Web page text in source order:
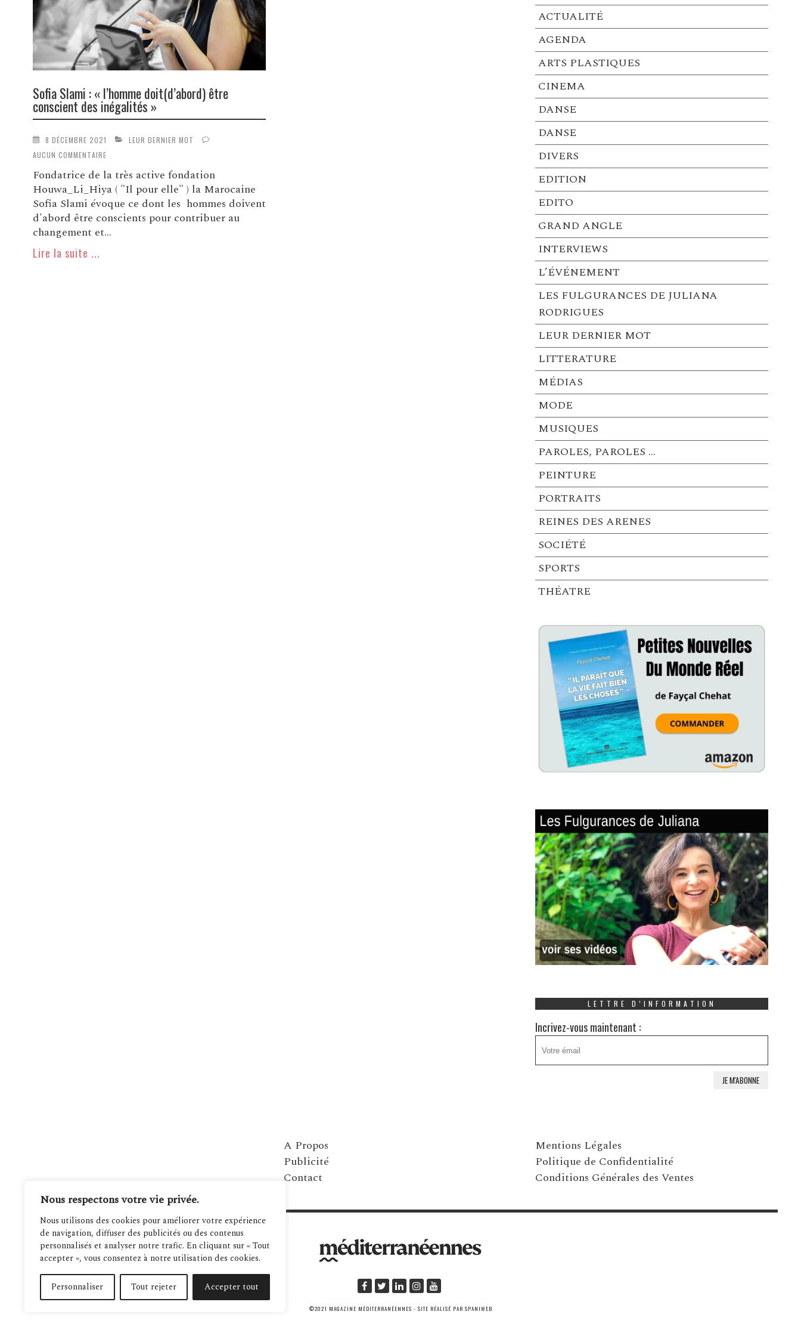
Nous respectons votre vie privée.
Nous utilisons des cookies pour améliorer votre expérience
de navigation, diffuser des publicités ou des contenus
personnalisés et analyser notre trafic. En cliquant sur « Tout
accepter », vous consentez à notre utilisation des cookies.
Personnaliser Tout rejeter Accepter tout
Sofia Slami : « l’homme doit(d’abord) être
conscient des inégalités »
8 DÉCEMBRE 2021
LEUR DERNIER MOT
AUCUN COMMENTAIRE
Fondatrice de la très active fondation
Houwa_Li_Hiya ( "Il pour elle" ) la Marocaine
Sofia Slami évoque ce dont les hommes doivent
d'abord être conscients pour contribuer au
changement et...
Lire la suite ...
ACTUALITÉ
AGENDA
ARTS PLASTIQUES
CINEMA
DANSE
DANSE
DIVERS
EDITION
EDITO
GRAND ANGLE
INTERVIEWS
L’ÉVÉNEMENT
LES FULGURANCES DE JULIANA
RODRIGUES
LEUR DERNIER MOT
LITTERATURE
MÉDIAS
MODE
MUSIQUES
PAROLES, PAROLES …
PEINTURE
PORTRAITS
REINES DES ARENES
SOCIÉTÉ
SPORTS
THÉATRE
LETTRE D’INFORMATION
Incrivez-vous maintenant :
A Propos
Publicité
Contact
Mentions Légales
Politique de Confidentialité
Conditions Générales des Ventes
©2021 MAGAZINE MÉDITERRANÉENNES - SITE RÉALISÉ PAR SPANIWEB